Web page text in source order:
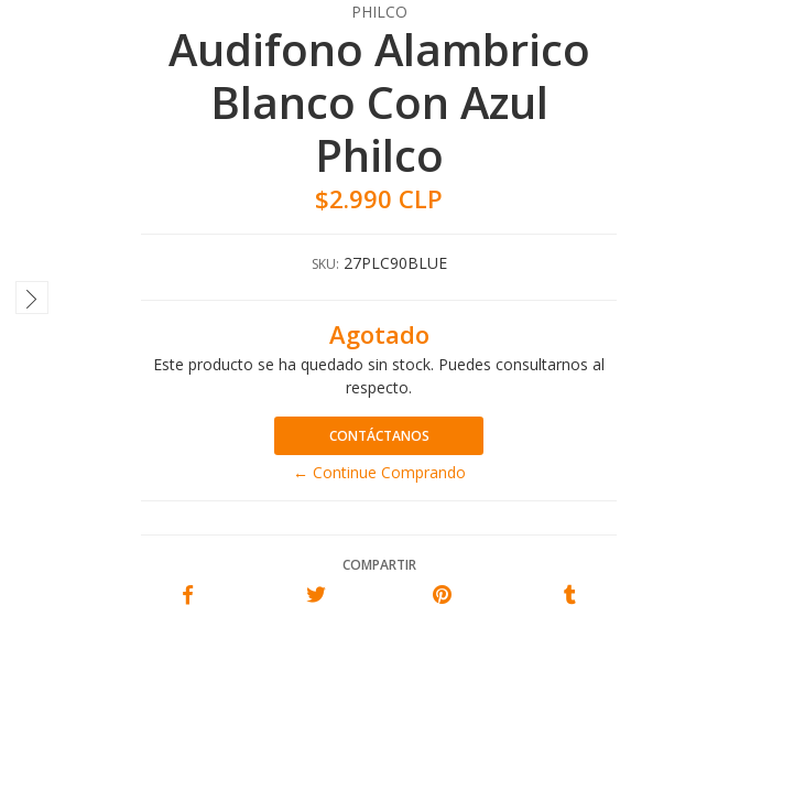
PHILCO
Audifono Alambrico
Blanco Con Azul
Philco
$2.990 CLP
SKU: 27PLC90BLUE
Agotado
Este producto se ha quedado sin stock. Puedes consultarnos al
respecto.
CONTÁCTANOS
← Continue Comprando
COMPARTIR